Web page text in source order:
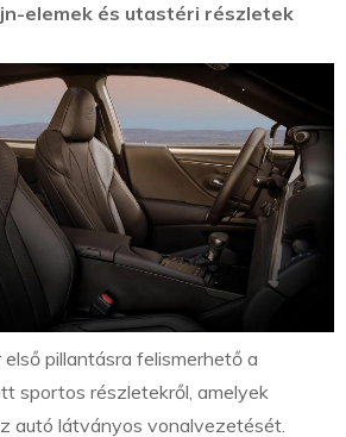
elemek és utastéri részletek
pillantásra felismerhető a
sportos részletekről, amelyek
autó látványos vonalvezetését.